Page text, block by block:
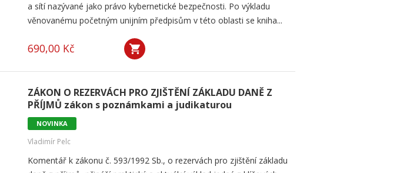
a sítí nazývané jako právo kybernetické bezpečnosti. Po výkladu
věnovanému početným unijním předpisům v této oblasti se kniha...
690,00 Kč
ZÁKON O REZERVÁCH PRO ZJIŠTĚNÍ ZÁKLADU DANĚ Z
PŘÍJMŮ zákon s poznámkami a judikaturou
NOVINKA
Vladimír Pelc
Komentář k zákonu č. 593/1992 Sb., o rezervách pro zjištění základu